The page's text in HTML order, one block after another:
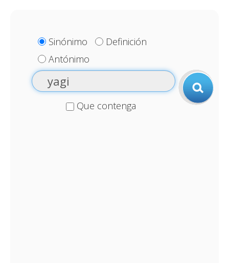
Sinónimo
Definición
Antónimo
Que contenga